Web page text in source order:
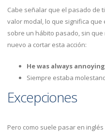
Cabe señalar que el pasado de
valor modal, lo que significa
sobre un hábito pasado, sin
nuevo a cortar esta acción:
He was always
Siempre estaba
Excepciones
Pero como suele pasar en